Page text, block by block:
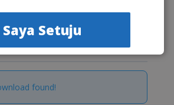
found!
Saya Setuju